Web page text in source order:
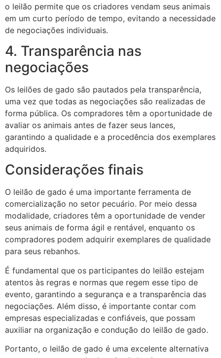
o leilão permite que os criadores vendam seus animais
em um curto período de tempo, evitando a necessidade
de negociações individuais.
4. Transparência nas
negociações
Os leilões de gado são pautados pela transparência,
uma vez que todas as negociações são realizadas de
forma pública. Os compradores têm a oportunidade de
avaliar os animais antes de fazer seus lances,
garantindo a qualidade e a procedência dos exemplares
adquiridos.
Considerações finais
O leilão de gado é uma importante ferramenta de
comercialização no setor pecuário. Por meio dessa
modalidade, criadores têm a oportunidade de vender
seus animais de forma ágil e rentável, enquanto os
compradores podem adquirir exemplares de qualidade
para seus rebanhos.
É fundamental que os participantes do leilão estejam
atentos às regras e normas que regem esse tipo de
evento, garantindo a segurança e a transparência das
negociações. Além disso, é importante contar com
empresas especializadas e confiáveis, que possam
auxiliar na organização e condução do leilão de gado.
Portanto, o leilão de gado é uma excelente alternativa